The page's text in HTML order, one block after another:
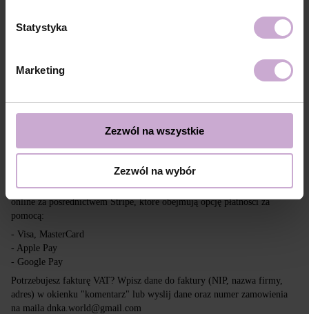
Statystyka
Marketing
Zezwól na wszystkie
Zezwól na wybór
Darmowa dostawa przy zakupach powyżej 650 zł.
Chcemy, aby zakupy były szybkie i łatwe, dlatego akceptujemy płatności
online za pośrednictwem Stripe, które obejmują opcję płatności za
pomocą:
- Visa, MasterCard
- Apple Pay
- Google Pay
Potrzebujesz fakturę VAT? Wpisz dane do faktury (NIP, nazwa firmy,
adres) w okienku "komentarz" lub wyslij dane oraz numer zamowienia
na maila dnka.world@gmail.com